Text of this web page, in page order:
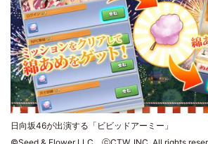
日向坂46が出演する「ビビッドアーミー」